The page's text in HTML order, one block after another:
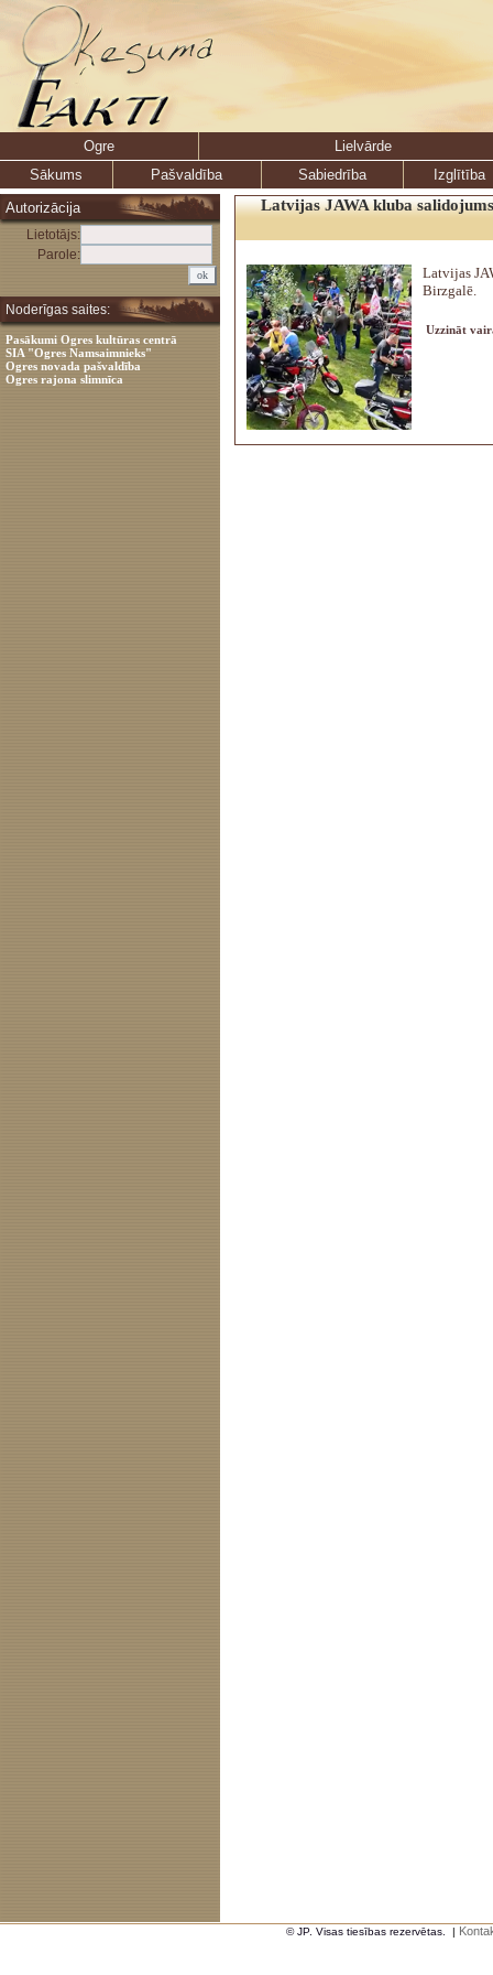
Ogre
Lielvārde
Sākums
Pašvaldība Sabiedrība
Izglītība
Autorizācija
Lietotājs:
Parole:
Noderīgas saites:
Pasākumi Ogres kultūras centrā
SIA "Ogres Namsaimnieks"
Ogres novada pašvaldība
Ogres rajona slimnīca
Latvijas JAWA kluba
Latvijas
Birzgalē.
Uzzināt
© JP. Visas tiesības rezervētas. |